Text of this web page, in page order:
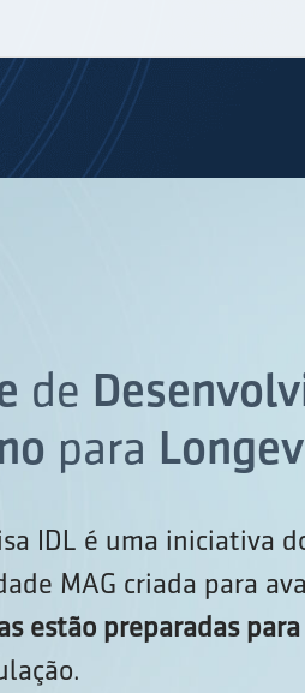
de
para
IDL é uma iniciativa
MAG criada para
estão preparadas